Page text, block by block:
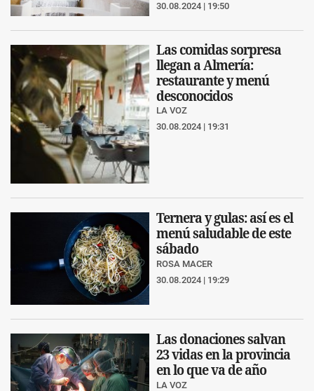
30.08.2024 | 19:50
Las comidas sorpresa
llegan a Almería:
restaurante y menú
desconocidos
LA VOZ
30.08.2024 | 19:31
Ternera y gulas: así es el
menú saludable de este
sábado
ROSA MACER
30.08.2024 | 19:29
Las donaciones salvan
23 vidas en la provincia
en lo que va de año
LA VOZ